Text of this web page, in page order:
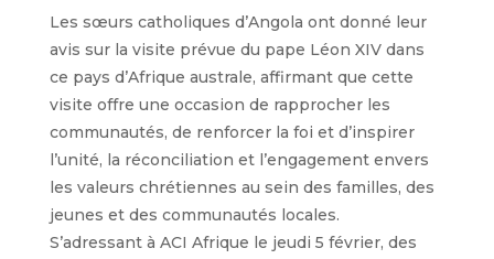
Les sœurs catholiques d’Angola ont donné leur
avis sur la visite prévue du pape Léon XIV dans
ce pays d’Afrique australe, affirmant que cette
visite offre une occasion de rapprocher les
communautés, de renforcer la foi et d’inspirer
l’unité, la réconciliation et l’engagement envers
les valeurs chrétiennes au sein des familles, des
jeunes et des communautés locales.
S’adressant à ACI Afrique le jeudi 5 février, des